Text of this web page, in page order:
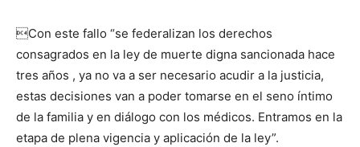
Con este fallo “se federalizan los derechos
consagrados en la ley de muerte digna sancionada hace
tres años , ya no va a ser necesario acudir a la justicia,
estas decisiones van a poder tomarse en el seno íntimo
de la familia y en diálogo con los médicos. Entramos en la
etapa de plena vigencia y aplicación de la ley”.